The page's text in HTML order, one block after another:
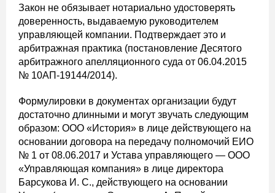
Закон не обязывает нотариально удостоверять
доверенность, выдаваемую руководителем
управляющей компании. Подтверждает это и
арбитражная практика (постановление Десятого
арбитражного апелляционного суда от 06.04.2015
№ 10АП-19144/2014).
Формулировки в документах организации будут
достаточно длинными и могут звучать следующим
образом: ООО «История» в лице действующего на
основании договора на передачу полномочий ЕИО
№ 1 от 08.06.2017 и Устава управляющего — ООО
«Управляющая компания» в лице директора
Барсукова И. С., действующего на основании